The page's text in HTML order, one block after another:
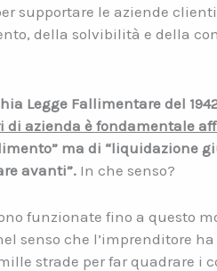
supportare le aziende clienti
della solvibilità e della
Legge Fallimentare del
azienda è fondamentale
ma di “liquidazione
avanti”. In che senso?
funzionate fino a questo
senso che l’imprenditore
strade per far quadrare i